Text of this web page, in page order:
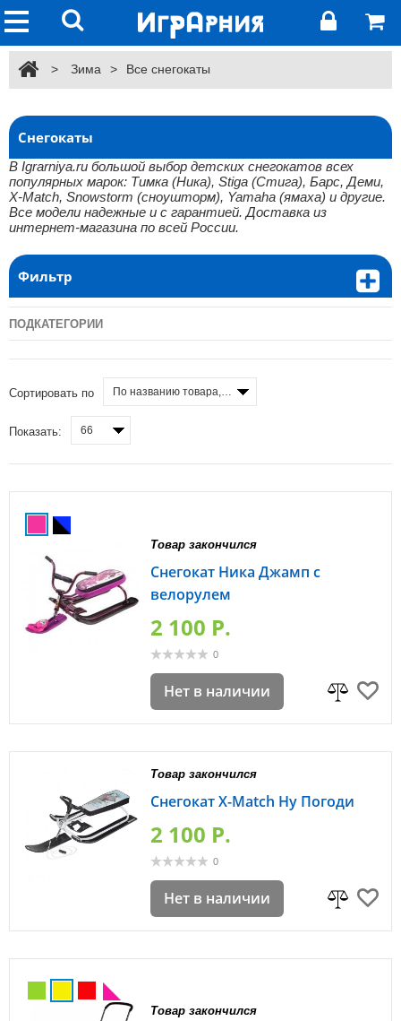
> Зима > Все снегокаты
Снегокаты
В Igrarniya.ru большой выбор детских снегокатов всех
популярных марок: Тимка (Ника), Stiga (Стига), Барс, Деми,
X-Match, Snowstorm (сноушторм), Yamaha (ямаха) и другие.
Все модели надежные и с гарантией. Доставка из
интернет-магазина по всей России.
Фильтр
ПОДКАТЕГОРИИ
Сортировать по По названию товара, от А до Я
Показать: 66
Товар закончился
Снегокат Ника Джамп с
велорулем
2 100 P.
0
Нет в наличии
Товар закончился
Снегокат X-Match Ну Погоди
2 100 P.
0
Нет в наличии
Товар закончился